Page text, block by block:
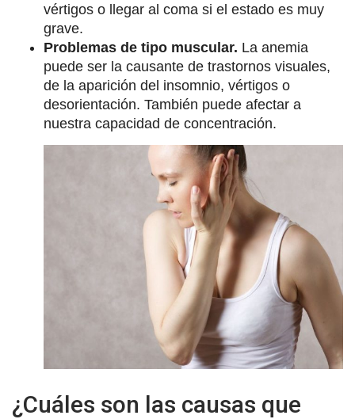
vértigos o llegar al coma si el estado es muy
grave.
Problemas de tipo muscular. La anemia
puede ser la causante de trastornos visuales,
de la aparición del insomnio, vértigos o
desorientación. También puede afectar a
nuestra capacidad de concentración.
¿Cuáles son las causas que